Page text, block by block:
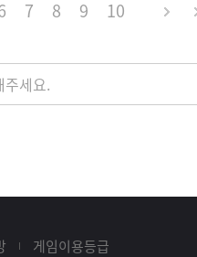
7 8 9 10
게임이용등급